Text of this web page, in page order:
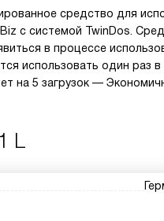
средство для
с системой TwinDos.
в процессе
использовать один раз
на 5 загрузок —
L